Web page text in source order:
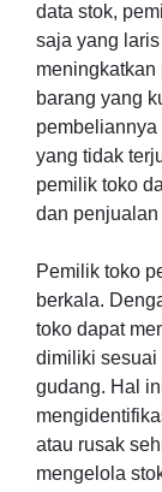
data stok,
saja yang
meningkatkan
barang yang
yang tidak
pemilik toko
dan
Pemilik toko
berkala.
toko dapat
dimiliki sesuai
gudang. Hal
atau rusak
mengelola